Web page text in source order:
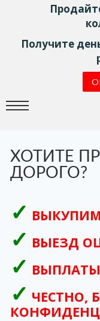
Получите
ХОТИТЕ
ДОРОГО?
ВЫЕЗД
ЧЕСТНО,